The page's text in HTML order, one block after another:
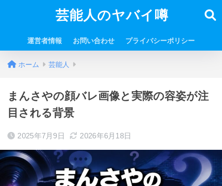
芸能人のヤバイ噂
運営者情報 お問い合わせ プライバシーポリシー
ホーム 芸能人
まんさやの顔バレ画像と実際の容姿が注
目される背景
2025年7月9日 2026年6月18日